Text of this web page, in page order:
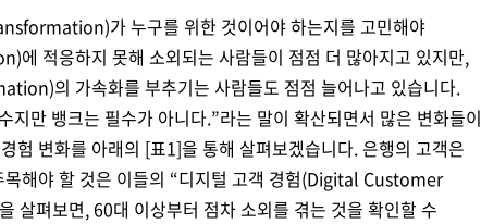
가 누구를 위한 것이어야 하는지를 고민해야
적응하지 못해 소외되는 사람들이 점점 더 많아지고 있지만,
의 가속화를 부추기는 사람들도 점점 늘어나고 있습니다.
지만 뱅크는 필수가 아니다.”라는 말이 확산되면서 많은 변화들이
험 변화를 아래의 [표1]을 통해 살펴보겠습니다. 은행의 고객은
해야 할 것은 이들의 “디지털 고객 경험(Digital Customer
살펴보면, 60대 이상부터 점차 소외를 겪는 것을 확인할 수